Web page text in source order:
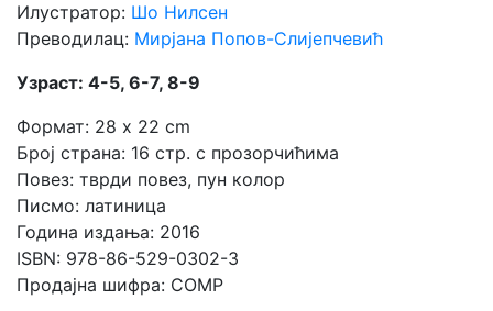
Илустратор: Шо Нилсен
Преводилац: Мирјана Попов-Слијепчевић
Узраст: 4-5, 6-7, 8-9
Формат: 28 x 22 cm
Број страна: 16 стр. с прозорчићима
Повез: тврди повез, пун колор
Писмо: латиница
Година издања: 2016
ISBN: 978-86-529-0302-3
Продајна шифра: COMP